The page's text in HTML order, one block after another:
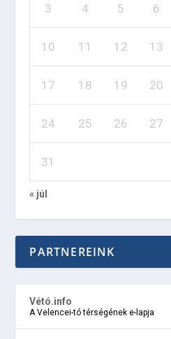
3 4 5 6
10 11 12 13
17 18 19 20
24 25 26 27
31
« júl
PARTNEREINK
Vétó.info
A Velencei-tó térségének e-lapja